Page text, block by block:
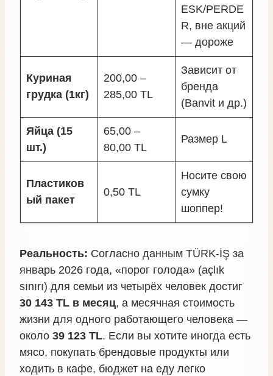
ESK/PERDE
R, вне акций
— дороже
Куриная
грудка (1кг)
200,00 –
285,00 TL
Зависит от
бренда
(Banvit и др.)
Яйца (15
шт.)
65,00 –
80,00 TL
Размер L
Пластиков
ый пакет
0,50 TL
Носите свою
сумку
шоппер!
Реальность: Согласно данным TÜRK-İŞ за
январь 2026 года, «порог голода» (açlık
sınırı) для семьи из четырёх человек достиг
30 143 TL в месяц, а месячная стоимость
жизни для одного работающего человека —
около 39 123 TL. Если вы хотите иногда есть
мясо, покупать брендовые продукты или
ходить в кафе, бюджет на еду легко